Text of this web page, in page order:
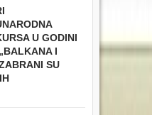
U GODINI
I
SU